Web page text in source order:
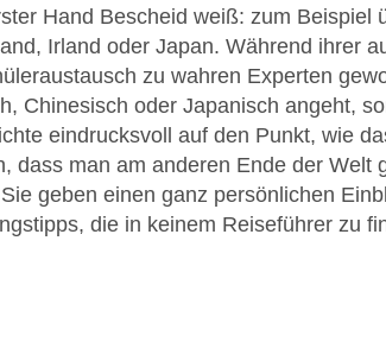
Hand Bescheid weiß: zum Beispiel
Irland oder Japan. Während ihrer
zu wahren Experten
Chinesisch oder Japanisch angeht,
eindrucksvoll auf den Punkt, wie
dass man am anderen Ende der Welt
geben einen ganz persönlichen
die in keinem Reiseführer zu